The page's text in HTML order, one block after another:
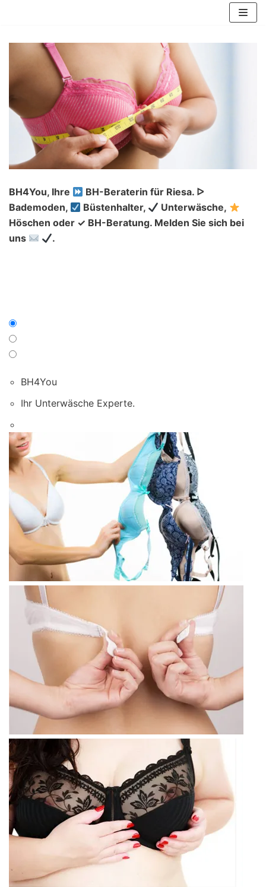
springen
BH4You, Ihre
BH-Beraterin für Riesa. ᐅ
Bademoden,
Büstenhalter,
Unterwäsche,
Höschen oder ✓ BH-Beratung. Melden Sie sich bei
uns
.
BH4You
Ihr Unterwäsche Experte.